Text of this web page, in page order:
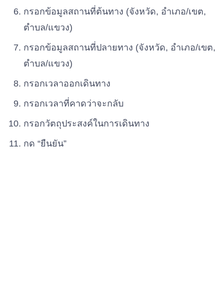
กรอกข้อมูลสถานที่ต้นทาง (จังหวัด, อำเภอ/เขต,
ตำบล/แขวง)
กรอกข้อมูลสถานที่ปลายทาง (จังหวัด, อำเภอ/เขต,
ตำบล/แขวง)
กรอกเวลาออกเดินทาง
กรอกเวลาที่คาดว่าจะกลับ
กรอกวัตถุประสงค์ในการเดินทาง
กด “ยืนยัน”